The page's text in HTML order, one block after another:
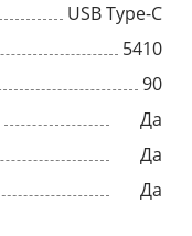
USB Type-C
5410
90
Да
Да
Да